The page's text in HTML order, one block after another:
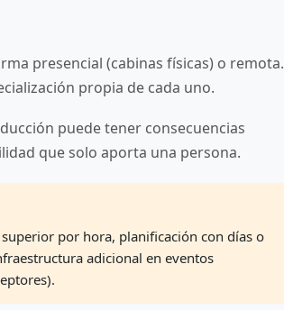
presencial (cabinas físicas) o remota.
propia de cada uno.
puede tener consecuencias
que solo aporta una persona.
por hora, planificación con días o
adicional en eventos